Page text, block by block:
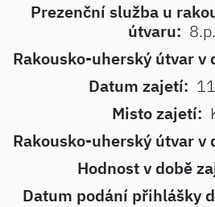
Prezenční služba u
útvaru:
Rakousko-uherský útvar v
Datum zajetí:
Misto zajetí:
Rakousko-uherský útvar v
Hodnost v době
Datum podání přihlášky